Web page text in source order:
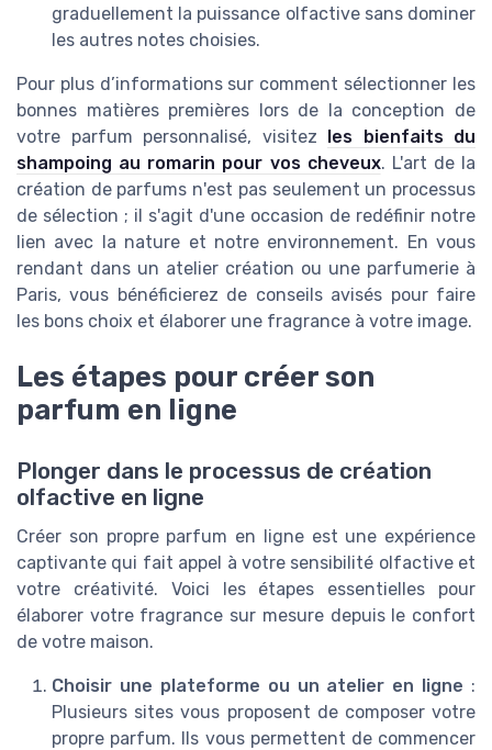
graduellement la puissance olfactive sans dominer
les autres notes choisies.
Pour plus d’informations sur comment sélectionner les
bonnes matières premières lors de la conception de
votre parfum personnalisé, visitez
les bienfaits du
shampoing au romarin pour vos cheveux. L'art de la
création de parfums n'est pas seulement un processus
de sélection ; il s'agit d'une occasion de redéfinir notre
lien avec la nature et notre environnement. En vous
rendant dans un atelier création ou une parfumerie à
Paris, vous bénéficierez de conseils avisés pour faire
les bons choix et élaborer une fragrance à votre image.
Les étapes pour créer son
parfum en ligne
Plonger dans le processus de création
olfactive en ligne
Créer son propre parfum en ligne est une expérience
captivante qui fait appel à votre sensibilité olfactive et
votre créativité. Voici les étapes essentielles pour
élaborer votre fragrance sur mesure depuis le confort
de votre maison.
Choisir une plateforme ou un atelier en ligne :
Plusieurs sites vous proposent de composer votre
propre parfum. Ils vous permettent de commencer